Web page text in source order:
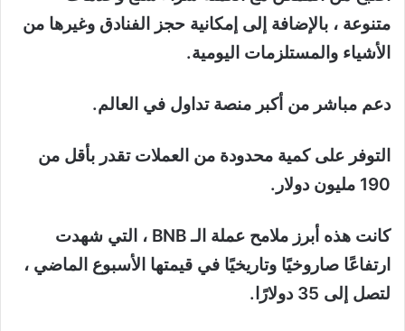
متنوعة ، بالإضافة إلى إمكانية حجز الفنادق وغيرها من
الأشياء والمستلزمات اليومية.
دعم مباشر من أكبر منصة تداول في العالم.
التوفر على كمية محدودة من العملات تقدر بأقل من
190 مليون دولار.
كانت هذه أبرز ملامح عملة الـ BNB ، التي شهدت
ارتفاعًا صاروخيًا وتاريخيًا في قيمتها الأسبوع الماضي ،
لتصل إلى 35 دولارًا.